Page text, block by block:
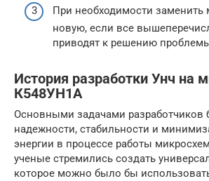
При необходимости заменить
новую, если все
приводят к решению
История разработки Унч на
К548УН1А
Основными задачами разработчиков
надежности, стабильности и
энергии в процессе работы
ученые стремились создать
которое можно было бы